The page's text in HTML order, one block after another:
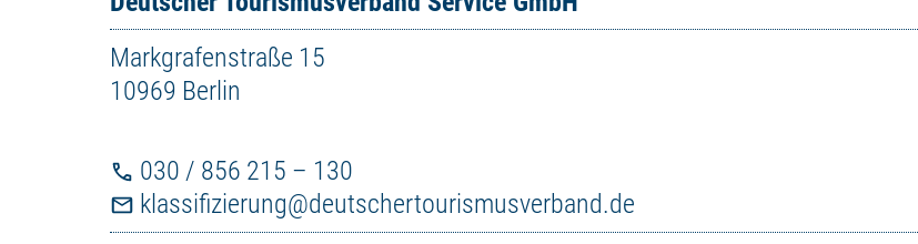
Markgrafenstraße 15
10969 Berlin
030 / 856 215 – 130
klassifizierung@deutschertourismusverband.de